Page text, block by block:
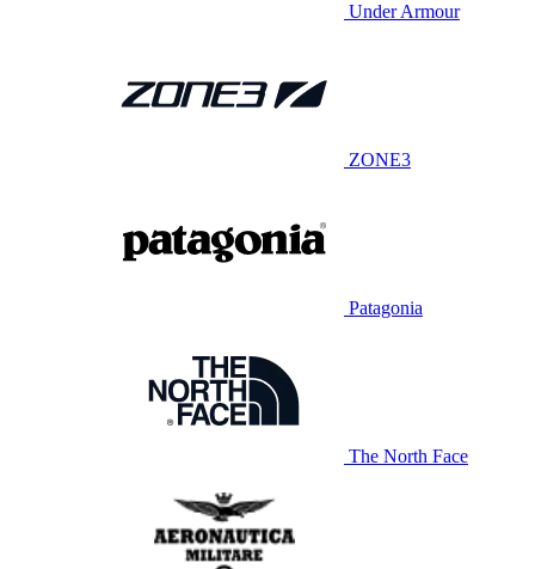
Under Armour
ZONE3
Patagonia
The North Face